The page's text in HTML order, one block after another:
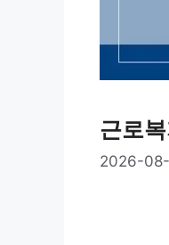
근로
2026-